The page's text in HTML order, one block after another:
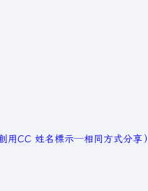
用CC 姓名標示─相同方式分享）